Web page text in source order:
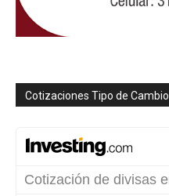
Cotizaciones Tipo de Cambio